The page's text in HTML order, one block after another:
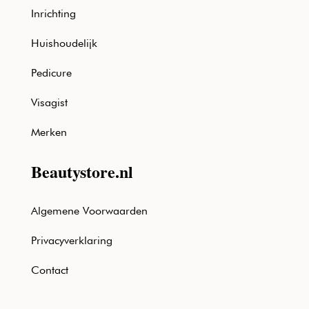
Inrichting
Huishoudelijk
Pedicure
Visagist
Merken
Beautystore.nl
Algemene Voorwaarden
Privacyverklaring
Contact